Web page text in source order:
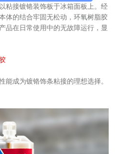
粘接镀铬装饰板于冰箱面板上。经
体的结合牢固无松动，环氧树脂胶
品在日常使用中的无故障运行，显
能成为镀铬饰条粘接的理想选择。